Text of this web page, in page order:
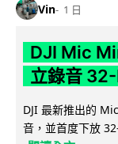
Vin 1 日
DJI Mic
立錄音
DJI 最新推出的
音，並首度下放